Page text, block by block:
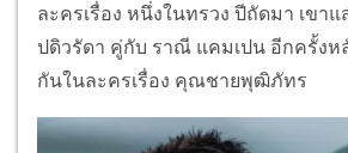
ละครเรื่อง หนึ่งในทรวง ปีถัดมา เขาแ
ปดิวรัดา คู่กับ ราณี แคมเปน อีกครั้งห
กันในละครเรื่อง คุณชายพุฒิภัทร